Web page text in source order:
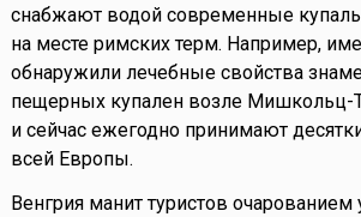
снабжают водой современные
на месте римских терм. Например,
обнаружили лечебные свойства
пещерных купален возле Мишкольц-
и сейчас ежегодно принимают
всей Европы.
Венгрия манит туристов